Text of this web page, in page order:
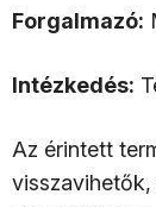
Forgalmazó:
Intézkedés:
Az érintett